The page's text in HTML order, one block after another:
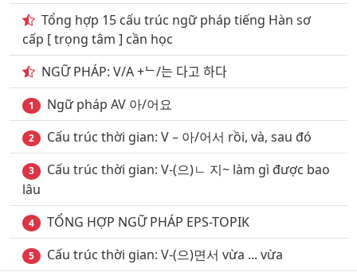
18 . Những Từ vựng tiếng hàn quốc nói về Chủ đề
mua săm shopping
19. Những Từ vựng tiếng hàn nói về Chủ đề một số
loại nghề nghiệp
20. Những từ ngữ chỉ về vấn đề nghệ thuật trong
tiếng hàn quốc
21. Những Từ vựng tiếng hàn quốc nói về Chủ đề xã
hội con người
22. Từ vựng tiềng hàn quốc Chủ đề về trang thiết bị &
nội thất gia đình
23. Những từ tiếng hàn quốc về Chủ đề các loại quân
Tổng hợp 15 cấu trúc ngữ pháp tiếng Hàn sơ
cấp [ trọng tâm ] cần học
NGỮ PHÁP: V/A +ᄂ/는 다고 하다
1 Ngữ pháp AV 아/어요
2 Cấu trúc thời gian: V – 아/어서 rồi, và, sau đó
3
Cấu trúc thời gian: V-(으)ㄴ 지~ làm gì được bao
lâu
4 TỔNG HỢP NGỮ PHÁP EPS-TOPIK
5 Cấu trúc thời gian: V-(으)면서 vừa ... vừa